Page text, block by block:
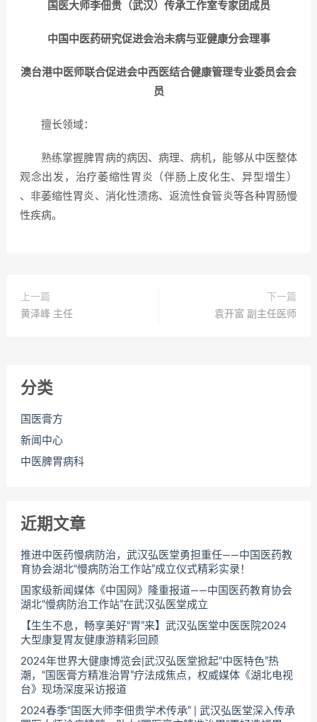
国医大师李佃贵（武汉）传承工作室专家团成员
中国中医药研究促进会治未病与亚健康分会理事
澳台港中医师联合促进会中西医结合健康管理专业委员会会
员
擅长领域：
熟练掌握脾胃病的病因、病理、病机，能够从中医整体
观念出发，治疗萎缩性胃炎（伴肠上皮化生、异型增生）
、非萎缩性胃炎、消化性溃疡、返流性食管炎等各种胃肠慢
性疾病。
上一篇
黄泽峰 主任
下一篇
袁开富 副主任医师
分类
国医膏方
新闻中心
中医脾胃病科
近期文章
推进中医药慢病防治，武汉弘医堂勇担重任——中国医药教
育协会湖北“慢病防治工作站”成立仪式精彩实录！
国家级新闻媒体《中国网》隆重报道——中国医药教育协会
湖北“慢病防治工作站”在武汉弘医堂成立
【生生不息，畅享美好“胃”来】武汉弘医堂中医医院2024
大型康复胃友健康游精彩回顾
2024年世界大健康博览会|武汉弘医堂掀起“中医特色”热
潮，“国医膏方精准治胃”疗法成焦点，权威媒体《湖北电视
台》现场深度采访报道
2024春季“国医大师李佃贵学术传承” | 武汉弘医堂深入传承